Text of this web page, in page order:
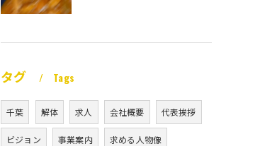
タグ Tags
千葉 解体 求人 会社概要 代表挨拶
ビジョン 事業案内 求める人物像